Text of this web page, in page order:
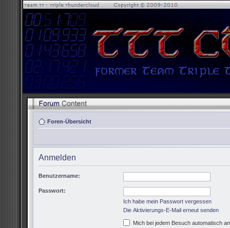
Foren-Übersicht
Anmelden
Benutzername:
Passwort:
Ich habe mein Passwort vergessen
Die Aktivierungs-E-Mail erneut senden
Mich bei jedem Besuch automatisch